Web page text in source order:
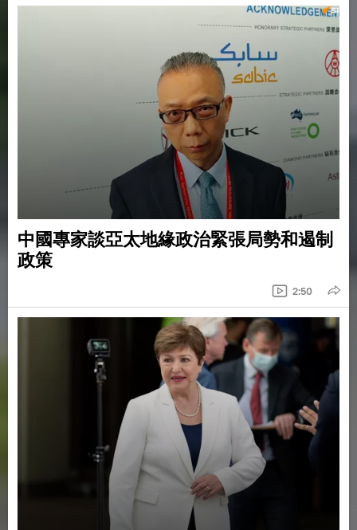
中國專家談亞太地緣政治緊張局勢和遏制
政策
2:50